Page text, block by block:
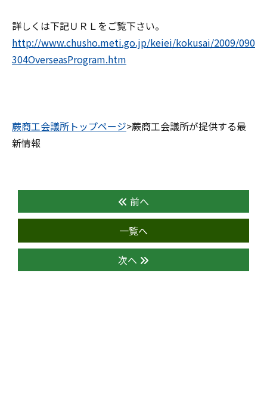
詳しくは下記ＵＲＬをご覧下さい。
http://www.chusho.meti.go.jp/keiei/kokusai/2009/090
304OverseasProgram.htm
蕨商工会議所トップページ>蕨商工会議所が提供する最
新情報
前へ
一覧へ
次へ